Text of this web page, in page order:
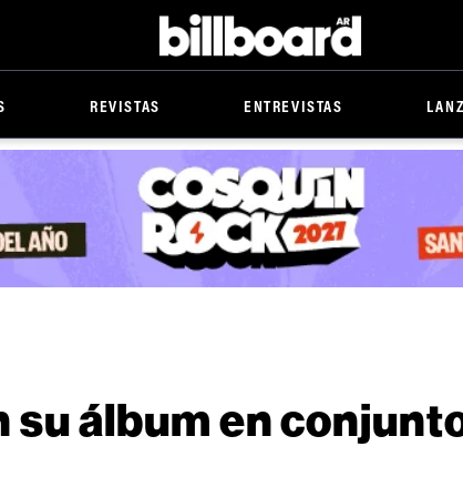
Billboard
REVISTAS ENTREVISTAS
su álbum en